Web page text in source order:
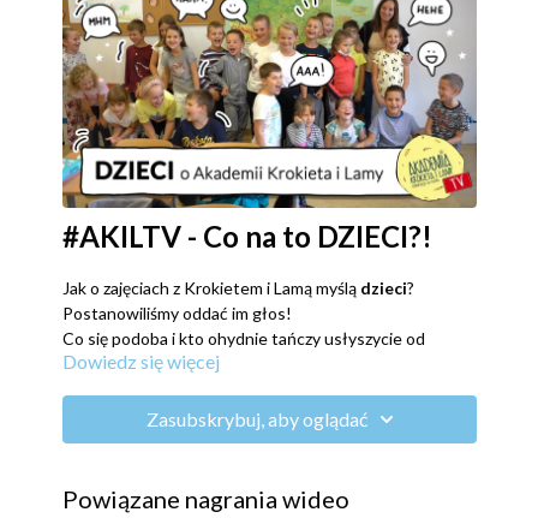
#AKILTV - Co na to DZIECI?!
Jak o zajęciach z Krokietem i Lamą myślą dzieci?
Postanowiliśmy oddać im głos!
Co się podoba i kto ohydnie tańczy usłyszycie od
uczniów Szkoły Podstawowej nr 32 we Wrocławiu.
Dowiedz się więcej
Zasubskrybuj, aby oglądać
Powiązane nagrania wideo